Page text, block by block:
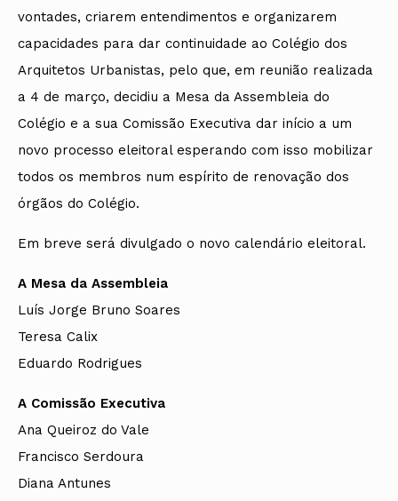
vontades, criarem entendimentos e organizarem
capacidades para dar continuidade ao Colégio dos
Arquitetos Urbanistas, pelo que, em reunião realizada
a 4 de março, decidiu a Mesa da Assembleia do
Colégio e a sua Comissão Executiva dar início a um
novo processo eleitoral esperando com isso mobilizar
todos os membros num espírito de renovação dos
órgãos do Colégio.
Em breve será divulgado o novo calendário eleitoral.
A Mesa da Assembleia
Luís Jorge Bruno Soares
Teresa Calix
Eduardo Rodrigues
A Comissão Executiva
Ana Queiroz do Vale
Francisco Serdoura
Diana Antunes